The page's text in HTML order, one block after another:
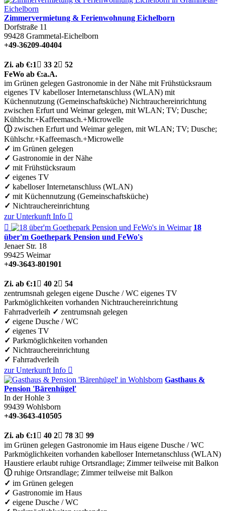
Zimmervermietung & Ferienwohnung Eichelborn
Dorfstraße 11
99428 Grammetal-Eichelborn
+49-36209-40404
Zi. ab €:1  33 2 52
FeWo ab €:a.A.
im Grünen gelegen Gastronomie in der Nähe mit Frühstücksraum
eigenes TV kabelloser Internetanschluss (WLAN) mit
Küchennutzung (Gemeinschaftsküche) Nichtrauchereinrichtung
zwischen Erfurt und Weimar gelegen, mit WLAN; TV; Dusche;
Kühlschr.+Kaffeemasch.+Microwelle
ⓘzwischen Erfurt und Weimar gelegen, mit WLAN; TV; Dusche;
Kühlschr.+Kaffeemasch.+Microwelle
✓ im Grünen gelegen
✓ Gastronomie in der Nähe
✓ mit Frühstücksraum
✓ eigenes TV
✓ kabelloser Internetanschluss (WLAN)
✓ mit Küchennutzung (Gemeinschaftsküche)
✓ Nichtrauchereinrichtung
zur Unterkunft Info 

18
über'm Goethepark Pension und FeWo's
Jenaer Str. 18
99425 Weimar
+49-3643-801901
Zi. ab €:1  40 2 54
zentrumsnah gelegen eigene Dusche / WC eigenes TV
Parkmöglichkeiten vorhanden Nichtrauchereinrichtung
Fahrradverleih ✓ zentrumsnah gelegen
✓ eigene Dusche / WC
✓ eigenes TV
✓ Parkmöglichkeiten vorhanden
✓ Nichtrauchereinrichtung
✓ Fahrradverleih
zur Unterkunft Info 
Gasthaus &
Pension 'Bärenhügel'
In der Hohle 3
99439 Wohlsborn
+49-3643-410505
Zi. ab €:1  40 2 78 3 99
im Grünen gelegen Gastronomie im Haus eigene Dusche / WC
Parkmöglichkeiten vorhanden kabelloser Internetanschluss (WLAN)
Haustiere erlaubt ruhige Ortsrandlage; Zimmer teilweise mit Balkon
ⓘruhige Ortsrandlage; Zimmer teilweise mit Balkon
✓ im Grünen gelegen
✓ Gastronomie im Haus
✓ eigene Dusche / WC